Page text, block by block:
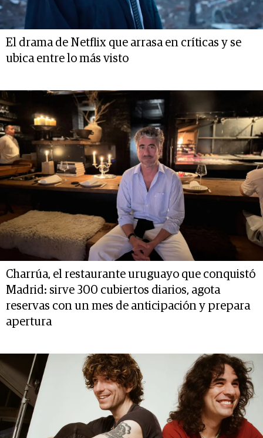
El drama de Netflix que arrasa en críticas y se
ubica entre lo más visto
Charrúa, el restaurante uruguayo que conquistó
Madrid: sirve 300 cubiertos diarios, agota
reservas con un mes de anticipación y prepara
apertura